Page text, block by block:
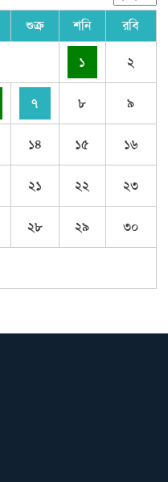
শুক্র শনি রবি
১ ২
৭ ৮ ৯
১৪ ১৫ ১৬
২১ ২২ ২৩
২৮ ২৯ ৩০